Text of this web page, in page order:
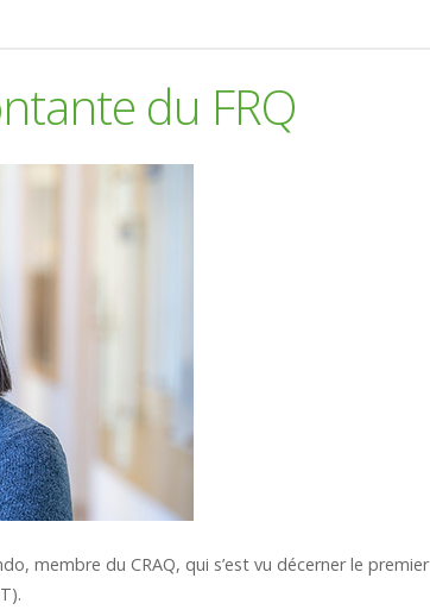
du FRQ
membre du CRAQ, qui s’est vu décerner le premier